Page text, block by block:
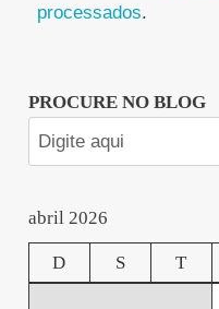
processados.
PROCURE NO BLOG
abril 2026
D S T